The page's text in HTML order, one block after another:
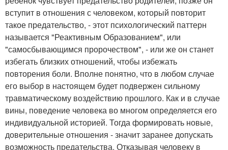
вступит в отношения с человеком, который повторит
такое предательство, - этот психологический паттерн
называется "Реактивным Образованием", или
"самосбывающимся пророчеством", - или же он станет
избегать близких отношений, чтобы избежать
повторения боли. Вполне понятно, что в любом случае
его выбор в настоящем будет подвержен сильному
травматическому воздействию прошлого. Как и в случае
вины, поведение человека во многом определяется его
индивидуальной историей. Тогда формировать новые,
доверительные отношения - значит заранее допускать
возможность предательства. Отказывая человеку в